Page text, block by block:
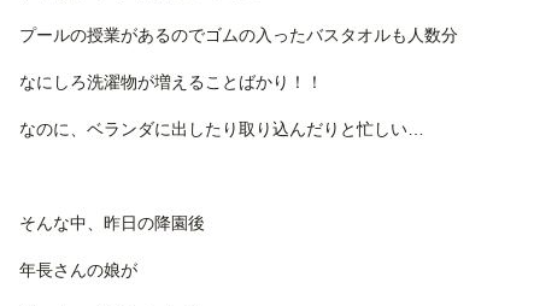
プールの授業があるのでゴムの入ったバスタオルも人数分
なにしろ洗濯物が増えることばかり！！
なのに、ベランダに出したり取り込んだりと忙しい…
そんな中、昨日の降園後
年長さんの娘が